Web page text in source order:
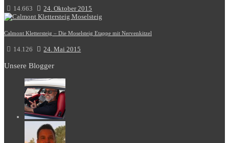
14.663 24. Oktober 2015
Calmont Klettersteig – Die Moselsteig Etappe mit Nervenkitzel
14.126 24. Mai 2015
Unsere Blogger